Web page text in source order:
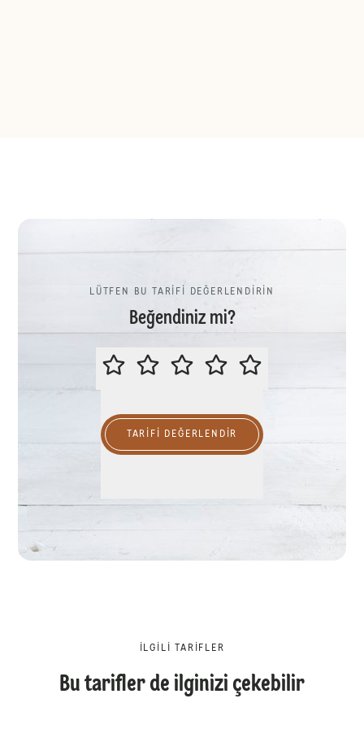
LÜTFEN BU TARİFİ DEĞERLENDİRİN
Beğendiniz mi?
LÜTFEN BU TARİFİ
TARIFI DEĞERLENDİR
İLGILI TARIFLER
Bu tarifler de ilginizi çekebilir